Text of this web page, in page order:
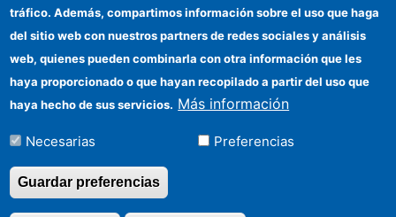
FEDER funds
Funding entities
Contact
tráfico. Además, compartimos información sobre el uso que haga
del sitio web con nuestros partners de redes sociales y análisis
web, quienes pueden combinarla con otra información que les
haya proporcionado o que hayan recopilado a partir del uso que
haya hecho de sus servicios. Más información
Necesarias Preferencias
Guardar preferencias